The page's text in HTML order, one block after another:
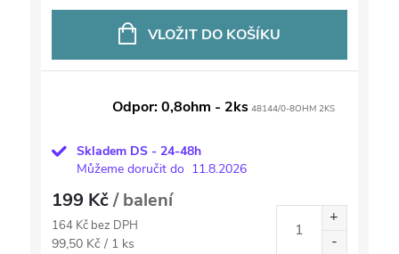
cena:
VLOŽIT DO KOŠÍKU
Odpor: 0,8ohm - 2ks 48144/0-8OHM 2KS
Skladem DS - 24-48h
Můžeme doručit do 11.8.2026
199 Kč/ balení
164 Kč bez DPH
Měrná
99,50 Kč / 1 ks